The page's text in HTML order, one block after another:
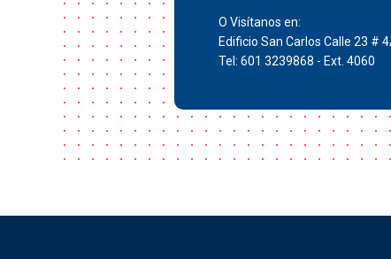
O Visítanos en:
Edificio San Carlos Calle 23 #
Tel: 601 3239868 - Ext. 4060